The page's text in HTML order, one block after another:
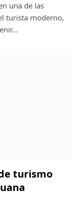
una de las
turista moderno,
turismo